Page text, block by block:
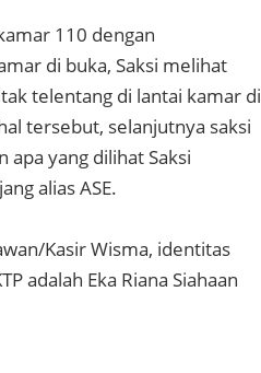
110 dengan
di buka, Saksi melihat
telentang di lantai kamar di
tersebut, selanjutnya saksi
yang dilihat Saksi
alias ASE.
Kasir Wisma, identitas
adalah Eka Riana Siahaan